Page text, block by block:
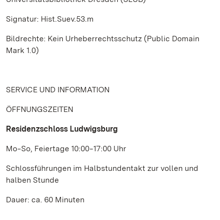
Signatur: Hist.Suev.53.m
Bildrechte: Kein Urheberrechtsschutz (Public Domain
Mark 1.0)
SERVICE UND INFORMATION
ÖFFNUNGSZEITEN
Residenzschloss Ludwigsburg
Mo‒So, Feiertage 10:00‒17:00 Uhr
Schlossführungen im Halbstundentakt zur vollen und
halben Stunde
Dauer: ca. 60 Minuten